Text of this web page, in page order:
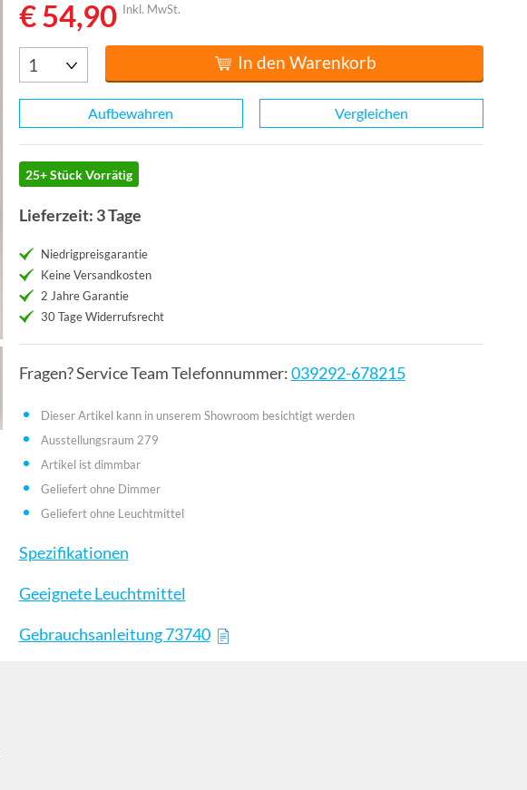
€ 54,90 Inkl. MwSt.
In den Warenkorb
Aufbewahren Vergleichen
25+ Stück Vorrätig
Lieferzeit: 3 Tage
Niedrigpreisgarantie
Keine Versandkosten
2 Jahre Garantie
30 Tage Widerrufsrecht
Fragen? Service Team Telefonnummer:039292-678215
Dieser Artikel kann in unserem Showroom besichtigt werden
Ausstellungsraum 279
Artikel ist dimmbar
Geliefert ohne Dimmer
Geliefert ohne Leuchtmittel
Spezifikationen
Geeignete Leuchtmittel
Gebrauchsanleitung 73740